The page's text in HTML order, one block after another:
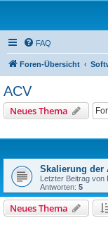
FAQ
Foren-Übersicht
ACV
Neues Thema
Skalierung der
Letzter Beitrag von
Antworten: 5
Neues Thema